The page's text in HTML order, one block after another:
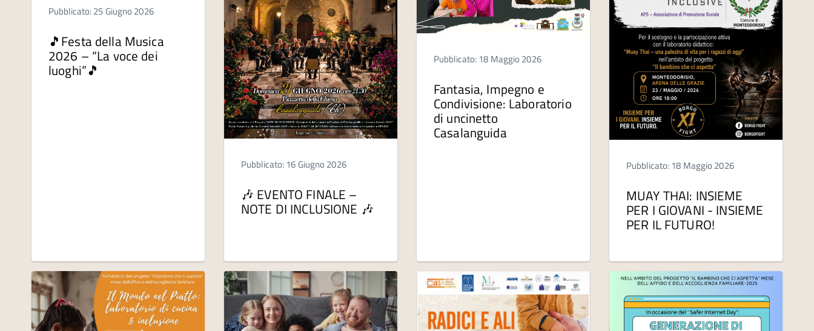
Pubblicato: 25 Giugno 2026
🎵Festa della Musica
2026 – “La voce dei
luoghi”🎵
Pubblicato: 16 Giugno 2026
🎶 EVENTO FINALE –
NOTE DI INCLUSIONE 🎶
Pubblicato: 18 Maggio 2026
Fantasia, Impegno e
Condivisione: Laboratorio
di uncinetto
Casalanguida
Pubblicato: 18 Maggio 2026
MUAY THAI: INSIEME
PER I GIOVANI - INSIEME
PER IL FUTURO!